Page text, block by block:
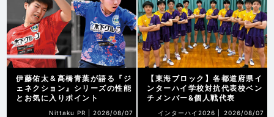
伊藤佑太＆髙橋青葉が語る『ジ
ェネクション』シリーズの性能
とお気に入りポイント
Nittaku PR | 2026/08/07
【東海ブロック】各都道府県イ
ンターハイ学校対抗代表校ベン
チメンバー&個人戦代表
インターハイ2026 | 2026/08/07